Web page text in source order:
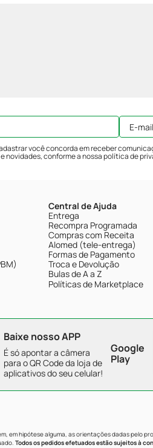
você concorda em receber
novidades, conforme a nossapolítica de
Central de Ajuda
Entrega
Recompra Programada
Compras com Receita
Alomed (tele-entrega)
Formas de Pagamento
Troca e Devolução
Bulas de A a Z
Políticas de Marketplace
Baixe nosso APP
É só apontar a câmera
para o QR Code da loja de
aplicativos do seu celular!
Google
Play
em hipótese alguma, as orientações dadas pelo
Todos os pedidos efetuados estão sujeitos à